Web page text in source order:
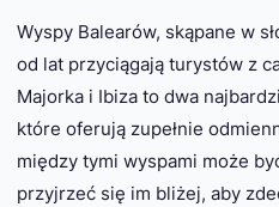
Wyspy Balearów, skąpane w
od lat przyciągają turystów z
Majorka i Ibiza to dwa
które oferują zupełnie
między tymi wyspami może
przyjrzeć się im bliżej, aby